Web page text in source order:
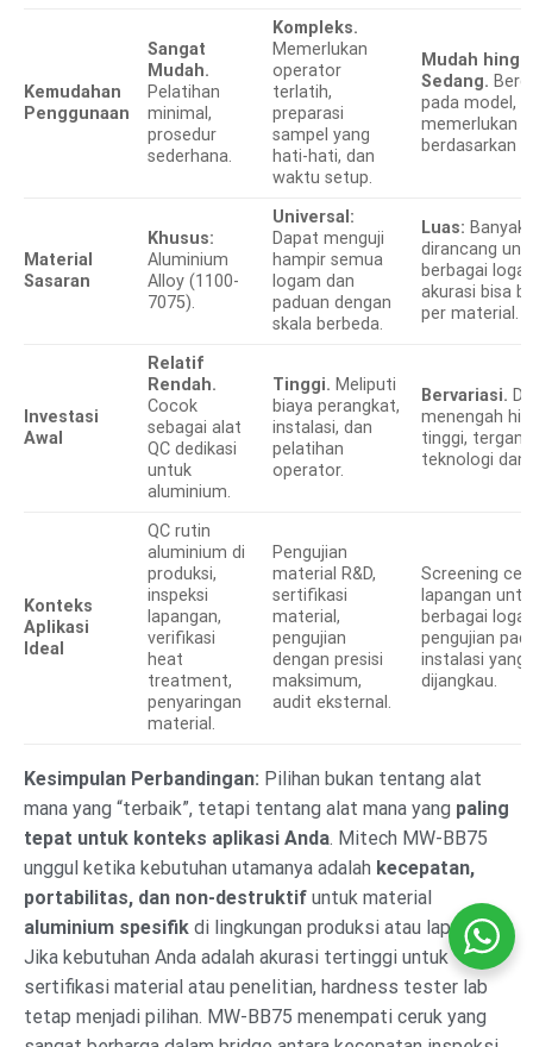
Kemudahan
Penggunaan
Sangat
Mudah.
Pelatihan
minimal,
prosedur
sederhana.
Kompleks.
Memerlukan
operator
terlatih,
preparasi
sampel yang
hati-hati, dan
waktu setup.
Mudah
Sedang.
pada model,
memerlukan
berdasarkan
Material
Sasaran
Khusus:
Aluminium
Alloy (1100-
7075).
Universal:
Dapat menguji
hampir semua
logam dan
paduan dengan
skala berbeda.
Luas: Banyak
dirancang
berbagai
akurasi bisa
per material.
Investasi
Awal
Relatif
Rendah.
Cocok
sebagai alat
QC dedikasi
untuk
aluminium.
Tinggi. Meliputi
biaya perangkat,
instalasi, dan
pelatihan
operator.
Bervariasi.
menengah
tinggi,
teknologi dan
Konteks
Aplikasi
Ideal
QC rutin
aluminium di
produksi,
inspeksi
lapangan,
verifikasi
heat
treatment,
penyaringan
material.
Pengujian
material R&D,
sertifikasi
material,
pengujian
dengan presisi
maksimum,
audit eksternal.
Screening
lapangan
berbagai
pengujian
instalasi yang
dijangkau.
Kesimpulan Perbandingan: Pilihan bukan tentang alat
mana yang “terbaik”, tetapi tentang alat mana yang paling
tepat untuk konteks aplikasi Anda. Mitech MW-BB75
unggul ketika kebutuhan utamanya adalah kecepatan,
portabilitas, dan non-destruktif untuk material
aluminium spesifik di lingkungan produksi atau lapangan.
Jika kebutuhan Anda adalah akurasi tertinggi untuk
sertifikasi material atau penelitian, hardness tester lab
tetap menjadi pilihan. MW-BB75 menempati ceruk yang